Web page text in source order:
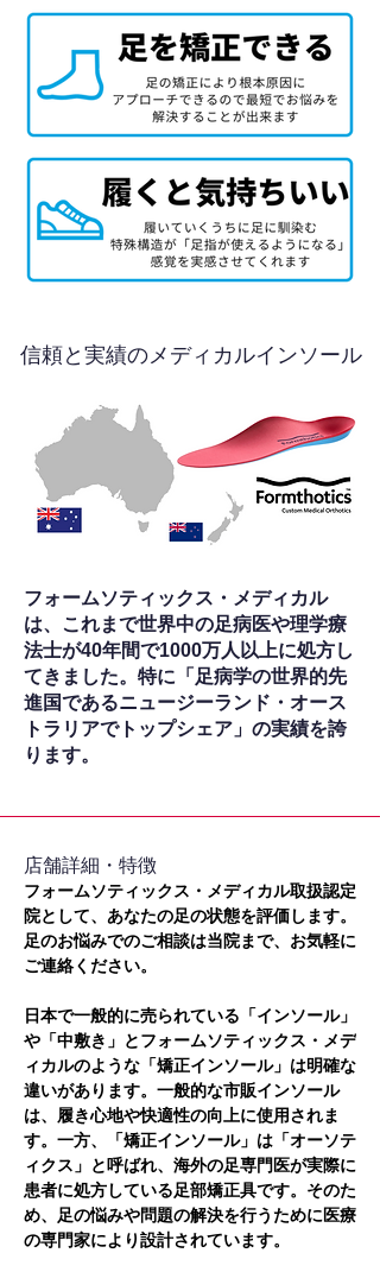
信頼と実績のメディカルインソール
フォームソティックス・メディカル
は、これまで世界中の足病医や理学療
法士が40年間で1000万人以上に処方し
てきました。特に「足病学の世界的先
進国であるニュージーランド・オース
トラリアでトップシェア」の実績を誇
ります。
​店舗詳細・特徴
フォームソティックス・メディカル取扱認定
院として、あなたの足の状態を評価します。
足のお悩みでのご相談は当院まで、お気軽に
ご連絡ください。
日本で一般的に売られている「インソール」
や「中敷き」とフォームソティックス・メデ
ィカルのような「矯正インソール」は明確な
違いがあります。一般的な市販インソール
は、履き心地や快適性の向上に使用されま
す。一方、「矯正インソール」は「オーソテ
ィクス」と呼ばれ、海外の足専門医が実際に
患者に処方している足部矯正具です。そのた
め、足の悩みや問題の解決を行うために医療
の専門家により設計されています。